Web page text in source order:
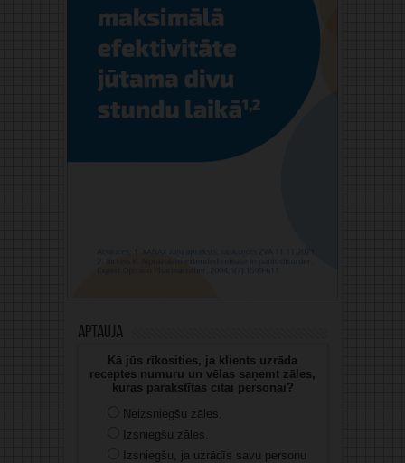
Aptauja
Kā jūs rīkosities, ja klients uzrāda
receptes numuru un vēlas saņemt zāles,
kuras parakstītas citai personai?
Neizsniegšu zāles.
Izsniegšu zāles.
Izsniegšu, ja uzrādīs savu personu